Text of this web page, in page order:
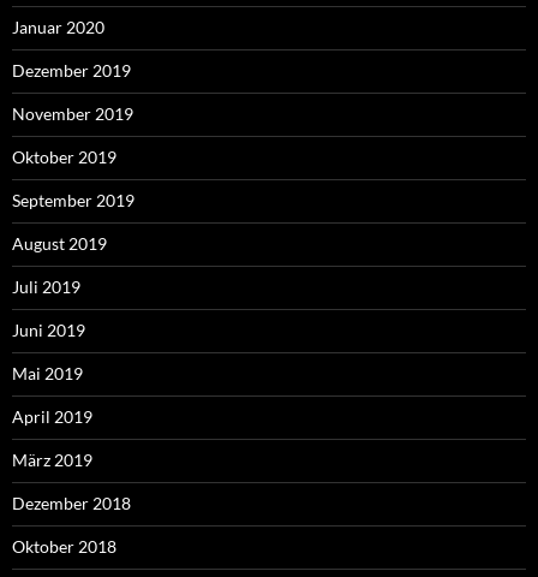
Januar 2020
Dezember 2019
November 2019
Oktober 2019
September 2019
August 2019
Juli 2019
Juni 2019
Mai 2019
April 2019
März 2019
Dezember 2018
Oktober 2018